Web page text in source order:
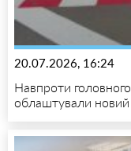
20.07.2026, 16:24
Навпроти
облаштували новий